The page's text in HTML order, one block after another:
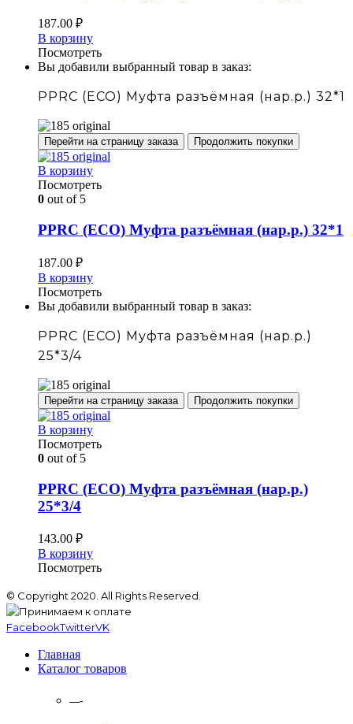
187.00 ₽
В корзину
Посмотреть
Вы добавили выбранный товар в заказ:
PPRC (ECO) Муфта разъёмная (нар.р.) 32*1
Перейти на страницу заказа Продолжить покупки
В корзину
Посмотреть
0 out of 5
PPRC (ECO) Муфта разъёмная (нар.р.) 32*1
187.00 ₽
В корзину
Посмотреть
Вы добавили выбранный товар в заказ:
PPRC (ECO) Муфта разъёмная (нар.р.)
25*3/4
Перейти на страницу заказа Продолжить покупки
В корзину
Посмотреть
0 out of 5
PPRC (ECO) Муфта разъёмная (нар.р.)
25*3/4
143.00 ₽
В корзину
Посмотреть
© Copyright 2020. All Rights Reserved.
FacebookTwitterVK
Главная
Каталог товаров
—-